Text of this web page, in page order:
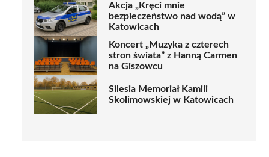
Akcja „Kręci mnie
bezpieczeństwo nad wodą” w
Katowicach
Koncert „Muzyka z czterech
stron świata” z Hanną Carmen
na Giszowcu
Silesia Memoriał Kamili
Skolimowskiej w Katowicach